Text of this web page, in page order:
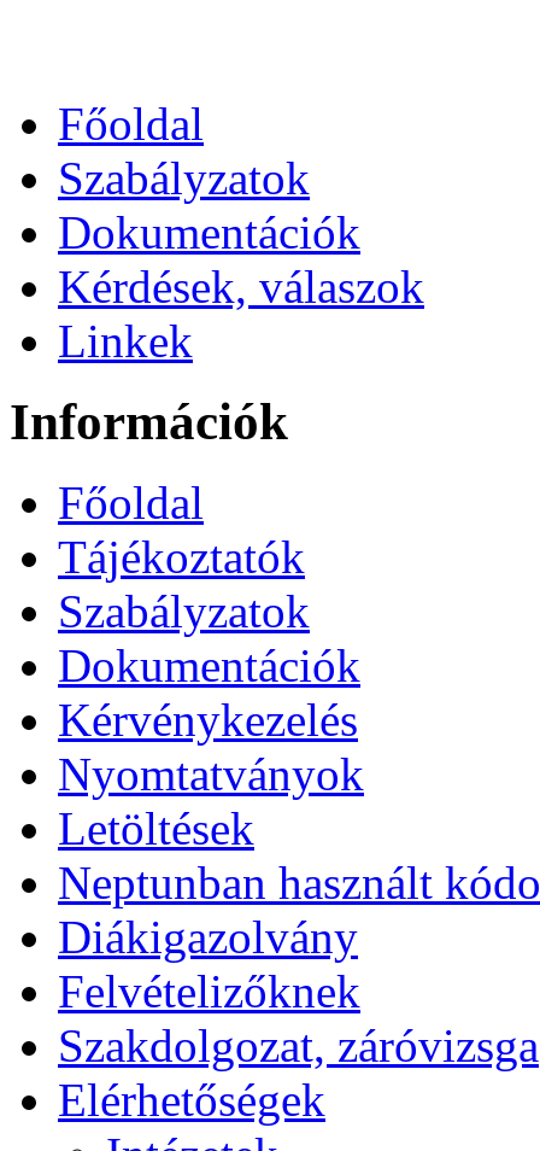
Főoldal
Szabályzatok
Dokumentációk
Kérdések, válaszok
Linkek
Információk
Főoldal
Tájékoztatók
Szabályzatok
Dokumentációk
Kérvénykezelés
Nyomtatványok
Letöltések
Neptunban használt
Diákigazolvány
Felvételizőknek
Szakdolgozat, záróvizsga
Elérhetőségek